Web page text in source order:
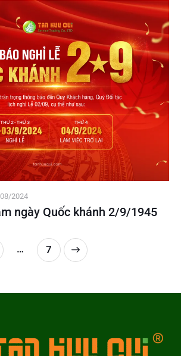
2024
ngày Quốc khánh 2/9/1945
… 7
>